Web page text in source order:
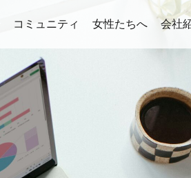
コミュニティ 女性たちへ 会社